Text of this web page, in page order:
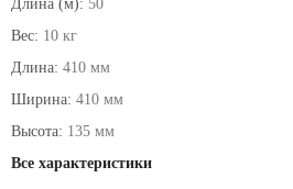
Длина (м): 50
Вес: 10 кг
Длина: 410 мм
Ширина: 410 мм
Высота: 135 мм
Все характеристики